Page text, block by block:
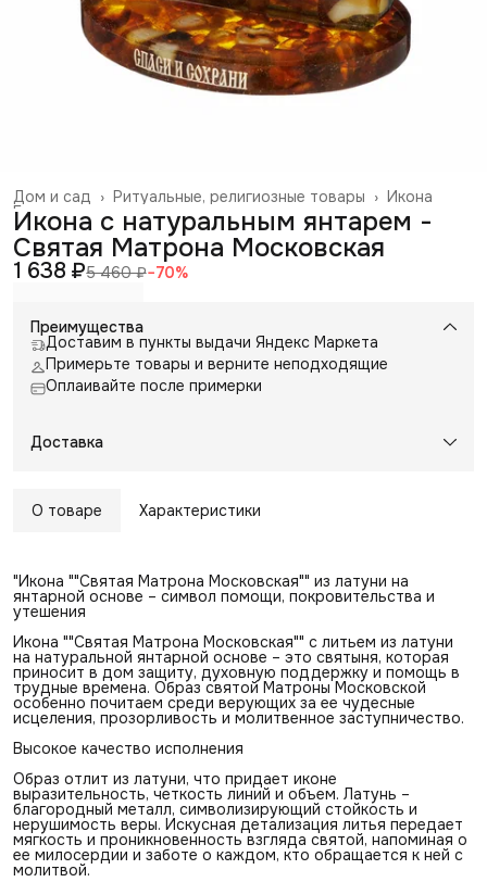
Икона
Ритуальные, религиозные товары ›
Дом и сад ›
Главная ›
Икона с натуральным янтарем -
Святая Матрона Московская
1 638 ₽5 460 ₽−70%
Преимущества
Доставим в пункты выдачи Яндекс Маркета
Примерьте товары и верните неподходящие
Оплаивайте после примерки
Доставка
О товаре Характеристики
"Икона ""Святая Матрона Московская"" из латуни на
янтарной основе – символ помощи, покровительства и
утешения
Икона ""Святая Матрона Московская"" с литьем из латуни
на натуральной янтарной основе – это святыня, которая
приносит в дом защиту, духовную поддержку и помощь в
трудные времена. Образ святой Матроны Московской
особенно почитаем среди верующих за ее чудесные
исцеления, прозорливость и молитвенное заступничество.
Высокое качество исполнения
Образ отлит из латуни, что придает иконе
выразительность, четкость линий и объем. Латунь –
благородный металл, символизирующий стойкость и
нерушимость веры. Искусная детализация литья передает
мягкость и проникновенность взгляда святой, напоминая о
ее милосердии и заботе о каждом, кто обращается к ней с
молитвой.